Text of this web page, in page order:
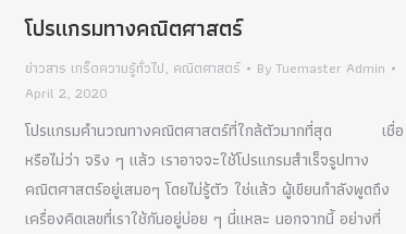
โปรแกรมทางคณิตศาสตร์
ข่าวสาร เกร็ดความรู้ทั่วไป, คณิตศาสตร์ ByTuemaster Admin
April 2, 2020
โปรแกรมคำนวณทางคณิตศาสตร์ที่ใกล้ตัวมากที่สุด เชื่อ
หรือไม่ว่า จริง ๆ แล้ว เราอาจจะใช้โปรแกรมสำเร็จรูปทาง
คณิตศาสตร์อยู่เสมอๆ โดยไม่รู้ตัว ใช่แล้ว ผู้เขียนกำลังพูดถึง
เครื่องคิดเลขที่เราใช้กันอยู่บ่อย ๆ นี่แหละ นอกจากนี้ อย่างที่